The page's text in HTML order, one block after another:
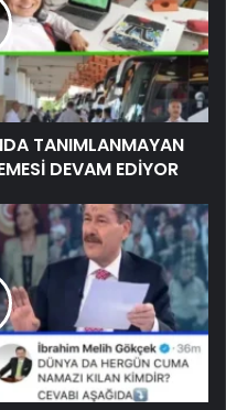
TANIMLANMAYAN
DEVAM EDİYOR